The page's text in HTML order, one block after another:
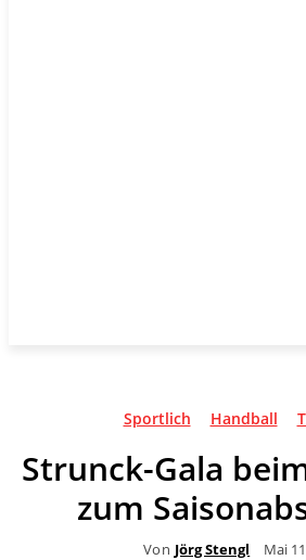
Sportlich Handball
Strunck-Gala
zum
Von Jörg Stengl Mai